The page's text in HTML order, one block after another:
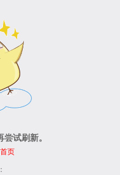
试刷新。
页